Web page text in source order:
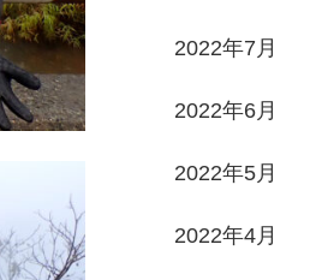
2022年7月
2022年6月
2022年5月
2022年4月